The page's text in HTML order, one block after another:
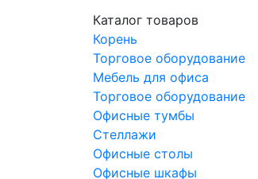
Аптеки
Артикул
АШЛ-1
Каталог товаров
Корень
Торговое оборудование
Мебель для офиса
Торговое оборудование
Офисные тумбы
Стеллажи
Офисные столы
Офисные шкафы